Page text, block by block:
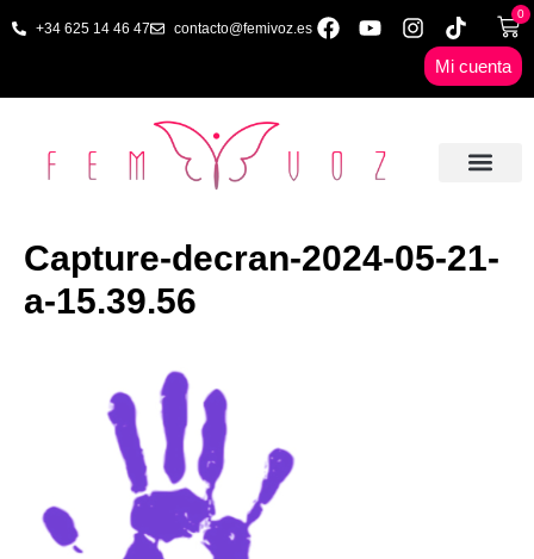
+34 625 14 46 47 contacto@femivoz.es
0
Mi cuenta
Capture-decran-2024-05-21-
a-15.39.56